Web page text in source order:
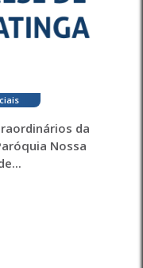
da
Nossa